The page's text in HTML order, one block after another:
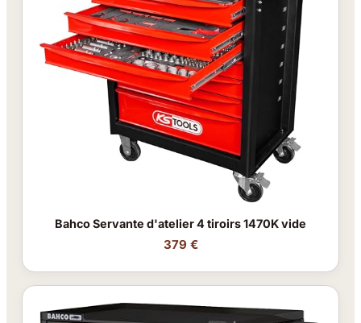
Bahco Servante d'atelier 4 tiroirs 1470K vide
379 €